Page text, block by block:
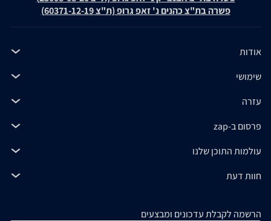
פשרה בת"צ כהנים נ' זאפ גרופ (ת"צ 60371-12-19)
אודות
שימושי
עזרה
פרסום ב-zap
עולמות התוכן שלנו
חוות דעת
הרשמה לקבלת עדכונים ומבצעים